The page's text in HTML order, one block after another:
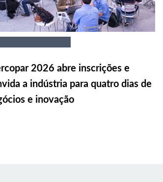
2026 abre inscrições e
a indústria para quatro dias de
e inovação